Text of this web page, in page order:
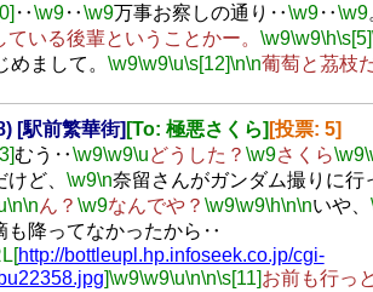
‥\w9‥\w9万事お察しの通り‥\w9‥\w9
いる後輩ということかー。 \w9\w9\h\s[5]
めまして。 \w9\w9\u\s[12]\n\n葡萄と茘枝だ
[駅前繁華街] [To: 極悪さくら] [投票: 5]
むう‥\w9\w9\uどうした？ \w9さくら\w9
ど、 \w9\n奈留さんがガンダム撮りに
\n\nん？ \w9なんでや？ \w9\w9\h\n\nいや、
も降ってなかったから‥
http://bottleupl.hp.infoseek.co.jp/cgi-
]\w9\w9\u\n\n\s[11]お前も行っ